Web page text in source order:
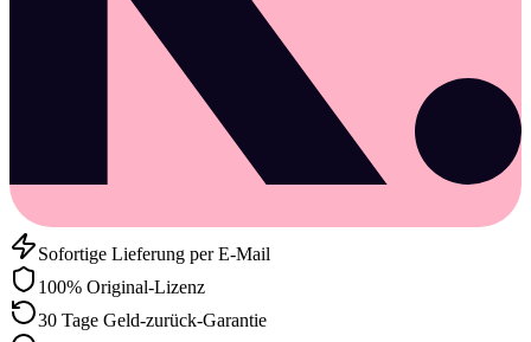
Sofortige Lieferung per E-Mail
100% Original-Lizenz
30 Tage Geld-zurück-Garantie